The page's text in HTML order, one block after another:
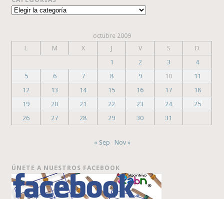
Categorías
octubre 2009
L
M X J V S
D
1
2 3
4
5
6 7 8 9 10
11
12
13 14 15 16 17
18
19
20 21 22 23 24
25
26
27 28 29 30 31
« Sep Nov »
ÚNETE A NUESTROS FACEBOOK